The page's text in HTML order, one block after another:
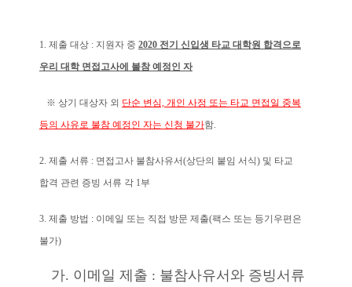
1. 제출 대상 : 지원자 중 2020 전기 신입생 타교 대학원 합격으로
우리 대학 면접고사에 불참 예정인 자
※ 상기 대상자 외 단순 변심, 개인 사정 또는 타교 면접일 중복
등의 사유로 불참 예정인 자는 신청 불가함.
2. 제출 서류 : 면접고사 불참사유서(상단의 붙임 서식) 및 타교
합격 관련 증빙 서류 각 1부
3. 제출 방법 : 이메일 또는 직접 방문 제출(팩스 또는 등기우편은
불가)
가. 이메일 제출 : 불참사유서와 증빙서류